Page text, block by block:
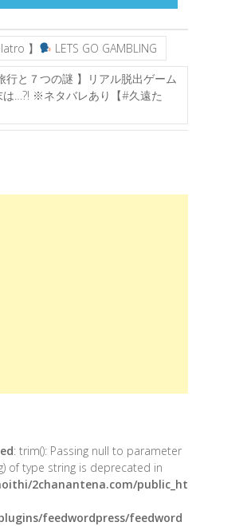
】
LETS GO GAMBLING
行と７つの謎 】リアル脱出ゲーム
は…?! ※ネタバレあり【#久遠た
: trim(): Passing null to parameter
of type string is deprecated in
2chanantena.com/public_ht
feedwordpress/feedword